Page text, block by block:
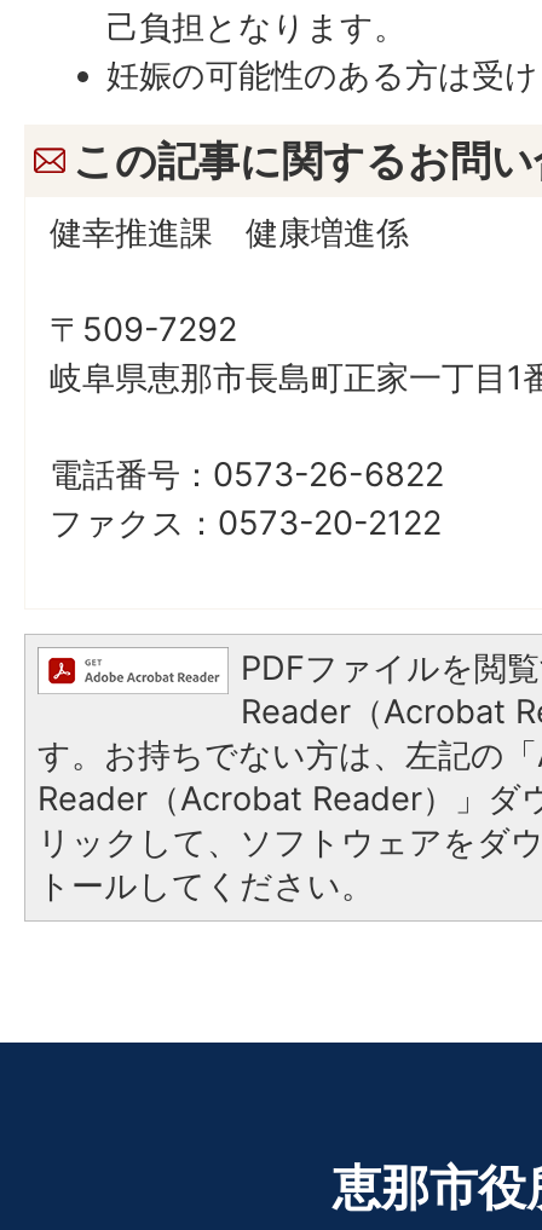
己負担となります。
妊娠の可能性のある方は受
この記事に関するお問
健幸推進課 健康増進係
〒509-7292
岐阜県恵那市長島町正家一丁目
電話番号：0573-26-6822
ファクス：0573-20-2122
PDFファイルを閲
Reader（Acrobat
す。お持ちでない方は、左記の
Reader（Acrobat Reader）」ダ
リックして、ソフトウェアをダ
トールしてください。
恵那市役